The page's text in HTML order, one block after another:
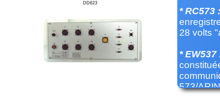
DD623
* RC573 :
28 volts
* EW537
573/